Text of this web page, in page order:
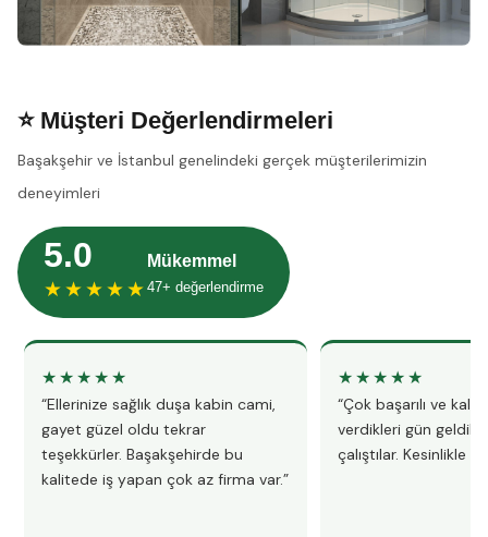
⭐ Müşteri Değerlendirmeleri
Başakşehir ve İstanbul genelindeki gerçek müşterilerimizin
deneyimleri
5.0
★★★★★
Mükemmel
47+ değerlendirme
★★★★★
“Ellerinize sağlık duşa kabin cami,
gayet güzel oldu tekrar
teşekkürler. Başakşehirde bu
kalitede iş yapan çok az firma var.”
★★★★★
“Çok başarılı ve
verdikleri gün
çalıştılar. Kesinlikle